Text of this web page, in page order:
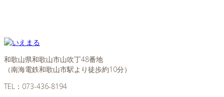
和歌山県和歌山市山吹丁48番地
（南海電鉄和歌山市駅より徒歩約10分）
TEL： 073-436-8194